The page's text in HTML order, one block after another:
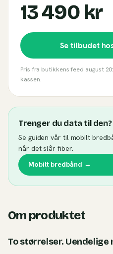
13 490 kr
Se tilbudet
Pris fra butikkens feed august
kassen.
Trenger du data til den?
Se guiden vår til mobilt
når det slår fiber.
Mobilt bredbånd →
Om produktet
To størrelser. Uendelige